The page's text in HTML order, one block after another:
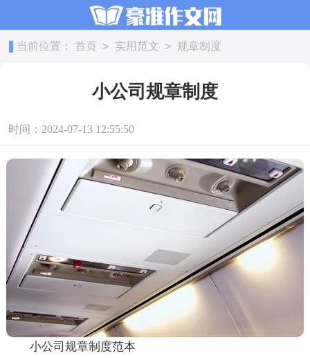
当前位置： 首页 > 实用范文 > 规章制度
小公司规章制度
时间：2024-07-13 12:55:50
小公司规章制度范本